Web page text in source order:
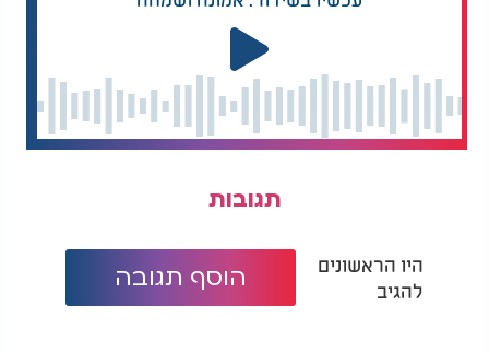
תגובות
היו הראשונים
להגיב
הוסף תגובה